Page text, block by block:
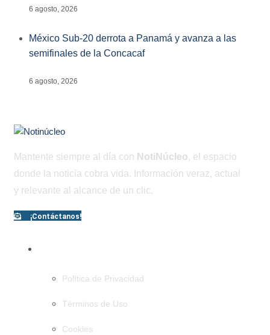
6 agosto, 2026
México Sub-20 derrota a Panamá y avanza a las
semifinales de la Concacaf
6 agosto, 2026
Mantente siempre al día con NotiNúcleo, el espacio
donde la noticia cobra vida. Información veraz, actual
y relevante al alcance de un clic.
¡Contáctanos!
Política de Privacidad
Términos de Uso
Cookies